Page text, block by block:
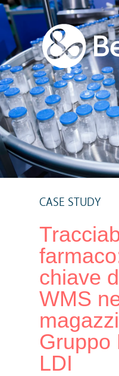
CASE STUDY
chiave
WMS
Gruppo
LDI